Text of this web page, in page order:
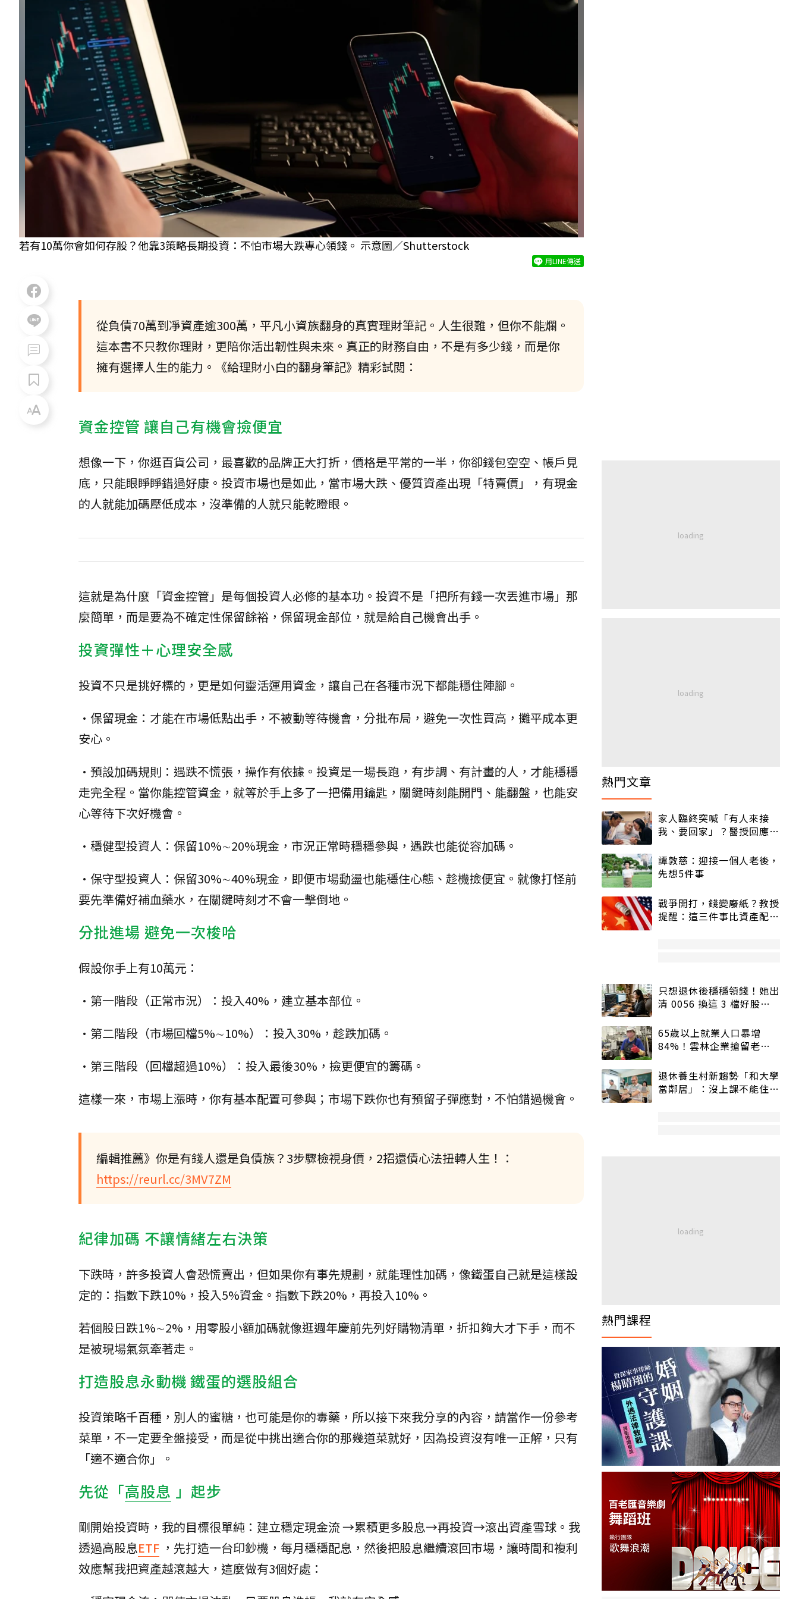
若有10萬你會如何存股？他靠3策略長期投資：不怕市場大跌專心領錢。 示意圖／Shutterstock
用LINE傳送
從負債70萬到凈資產逾300萬，平凡小資族翻身的真實理財筆記。人生很難，但你不能爛。
這本書不只教你理財，更陪你活出韌性與未來。真正的財務自由，不是有多少錢，而是你
擁有選擇人生的能力。《給理財小白的翻身筆記》精彩試閱：
資金控管 讓自己有機會撿便宜
想像一下，你逛百貨公司，最喜歡的品牌正大打折，價格是平常的一半，你卻錢包空空、帳戶見
底，只能眼睜睜錯過好康。投資市場也是如此，當市場大跌、優質資產出現「特賣價」，有現金
的人就能加碼壓低成本，沒準備的人就只能乾瞪眼。
這就是為什麼「資金控管」是每個投資人必修的基本功。投資不是「把所有錢一次丟進市場」那
麼簡單，而是要為不確定性保留餘裕，保留現金部位，就是給自己機會出手。
投資彈性＋心理安全感
投資不只是挑好標的，更是如何靈活運用資金，讓自己在各種市況下都能穩住陣腳。
•保留現金：才能在市場低點出手，不被動等待機會，分批布局，避免一次性買高，攤平成本更
安心。
•預設加碼規則：遇跌不慌張，操作有依據。投資是一場長跑，有步調、有計畫的人，才能穩穩
走完全程。當你能控管資金，就等於手上多了一把備用鑰匙，關鍵時刻能開門、能翻盤，也能安
心等待下次好機會。
•穩健型投資人：保留10%∼20%現金，市況正常時穩穩參與，遇跌也能從容加碼。
•保守型投資人：保留30%∼40%現金，即便市場動盪也能穩住心態、趁機撿便宜。就像打怪前
要先準備好補血藥水，在關鍵時刻才不會一擊倒地。
分批進場 避免一次梭哈
假設你手上有10萬元：
•第一階段（正常市況）：投入40%，建立基本部位。
•第二階段（市場回檔5%∼10%）：投入30%，趁跌加碼。
•第三階段（回檔超過10%）：投入最後30%，撿更便宜的籌碼。
這樣一來，市場上漲時，你有基本配置可參與；市場下跌你也有預留子彈應對，不怕錯過機會。
編輯推薦》你是有錢人還是負債族？3步驟檢視身價，2招還債心法扭轉人生！：
https://reurl.cc/3MV7ZM
紀律加碼 不讓情緒左右決策
下跌時，許多投資人會恐慌賣出，但如果你有事先規劃，就能理性加碼，像鐵蛋自己就是這樣設
定的：指數下跌10%，投入5%資金。指數下跌20%，再投入10%。
若個股日跌1%∼2%，用零股小額加碼就像逛週年慶前先列好購物清單，折扣夠大才下手，而不
是被現場氣氛牽著走。
打造股息永動機 鐵蛋的選股組合
投資策略千百種，別人的蜜糖，也可能是你的毒藥，所以接下來我分享的內容，請當作一份參考
菜單，不一定要全盤接受，而是從中挑出適合你的那幾道菜就好，因為投資沒有唯一正解，只有
「適不適合你」。
先從「高股息 」起步
剛開始投資時，我的目標很單純：建立穩定現金流 →累積更多股息→再投資→滾出資產雪球。我
透過高股息ETF ，先打造一台印鈔機，每月穩穩配息，然後把股息繼續滾回市場，讓時間和複利
效應幫我把資產越滾越大，這麼做有3個好處：
熱門文章
家人臨終突喊「有人來接
我、要回家」？醫授回應方
譚敦慈：迎接一個人老後，
先想5件事
戰爭開打，錢變廢紙？教授
提醒：這三件事比資產配置
只想退休後穩穩領錢！她出
清 0056 換這 3 檔好股：
65歲以上就業人口暴增
84%！雲林企業搶留老員
退休養生村新趨勢「和大學
當鄰居」：沒上課不能住、
熱門課程